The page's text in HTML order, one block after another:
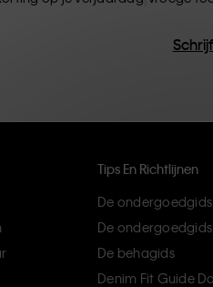
Tips En Richtlijnen
De
De
De behagids
Denim Fit Guide